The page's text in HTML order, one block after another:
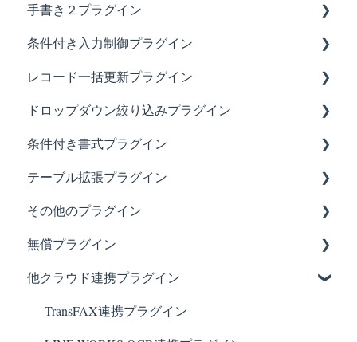
動作環境やセキュリティを確認したい時は？
設定やアップデート・その他について
設定方法や仕様について知りたい時は？
アップデート情報
あれ？不具合かなと思った時は？
設定方法や仕様について知りたい時は？
アップデート情報
手書き２プラグイン
あれ？不具合かなと思った時は？
設定方法や仕様について知りたい時は？
アップデート情報
条件付き入力制御プラグイン
あれ？不具合かなと思った時は？
設定方法や仕様について知りたい時は？
アップデート情報
レコード一括更新プラグイン
あれ？不具合かなと思った時は？
設定方法や仕様について知りたい時は？
アップデート情報
ドロップダウン絞り込みプラグイン
設定方法や仕様について知りたい時は？
アップデート情報
条件付き書式プラグイン
設定方法や仕様について知りたい時は？
アップデート情報
テーブル拡張プラグイン
あれ？不具合かなと思った時は？
設定方法や仕様について知りたい時は？
その他のプラグイン
テーブル行列変換プラグイン
テーブルフィールドコピープラグイン
ルックアップコピー元登録プラグイン
無償プラグイン
PDFプレビュープラグイン
krewData手動実行プラグイン
他クラウド連携プラグイン
TransFAX連携プラグイン